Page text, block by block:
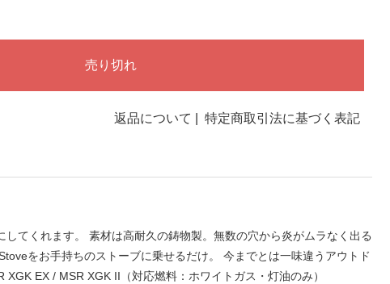
返品について 特定商取引法に基づく表記
てくれます。 素材は高耐久の鋳物製。無数の穴から炎がムラなく出る
をお手持ちのストーブに乗せるだけ。 今までとは一味違うアウトド
EX / MSR XGK II（対応燃料：ホワイトガス・灯油のみ）